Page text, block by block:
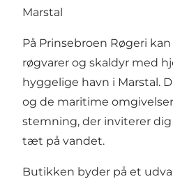
Marstal
På Prinsebroen Røgeri
røgvarer og skaldyr med
hyggelige havn i Marstal.
og de maritime
stemning, der inviterer
tæt på vandet.
Butikken byder på et